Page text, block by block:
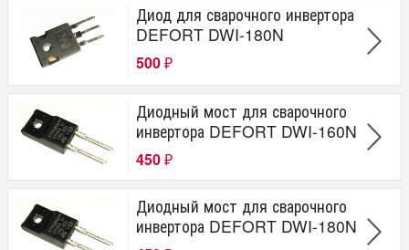
Модель
PWM-180
PWM-130
PWM-131
DWI-200S
PWI-160N
PWI-120N
DWI-180S
DWI-160N
DWP-2000
DWI-180
Диод для сварочного инвертора
DEFORT DWI-180N
500 ₽
Диодный мост для сварочного
инвертора DEFORT DWI-160N
450 ₽
Диодный мост для сварочного
инвертора DEFORT DWI-180N